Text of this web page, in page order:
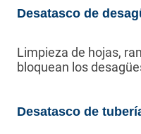
Desatasco de
Limpieza de hojas,
bloquean los
Desatasco de